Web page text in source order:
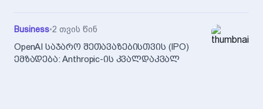
Business•2 თვის წინ
OpenAI საჯარო შეთავაზებისთვის (IPO)
ემზადება: Anthropic-ის კვალდაკვალ